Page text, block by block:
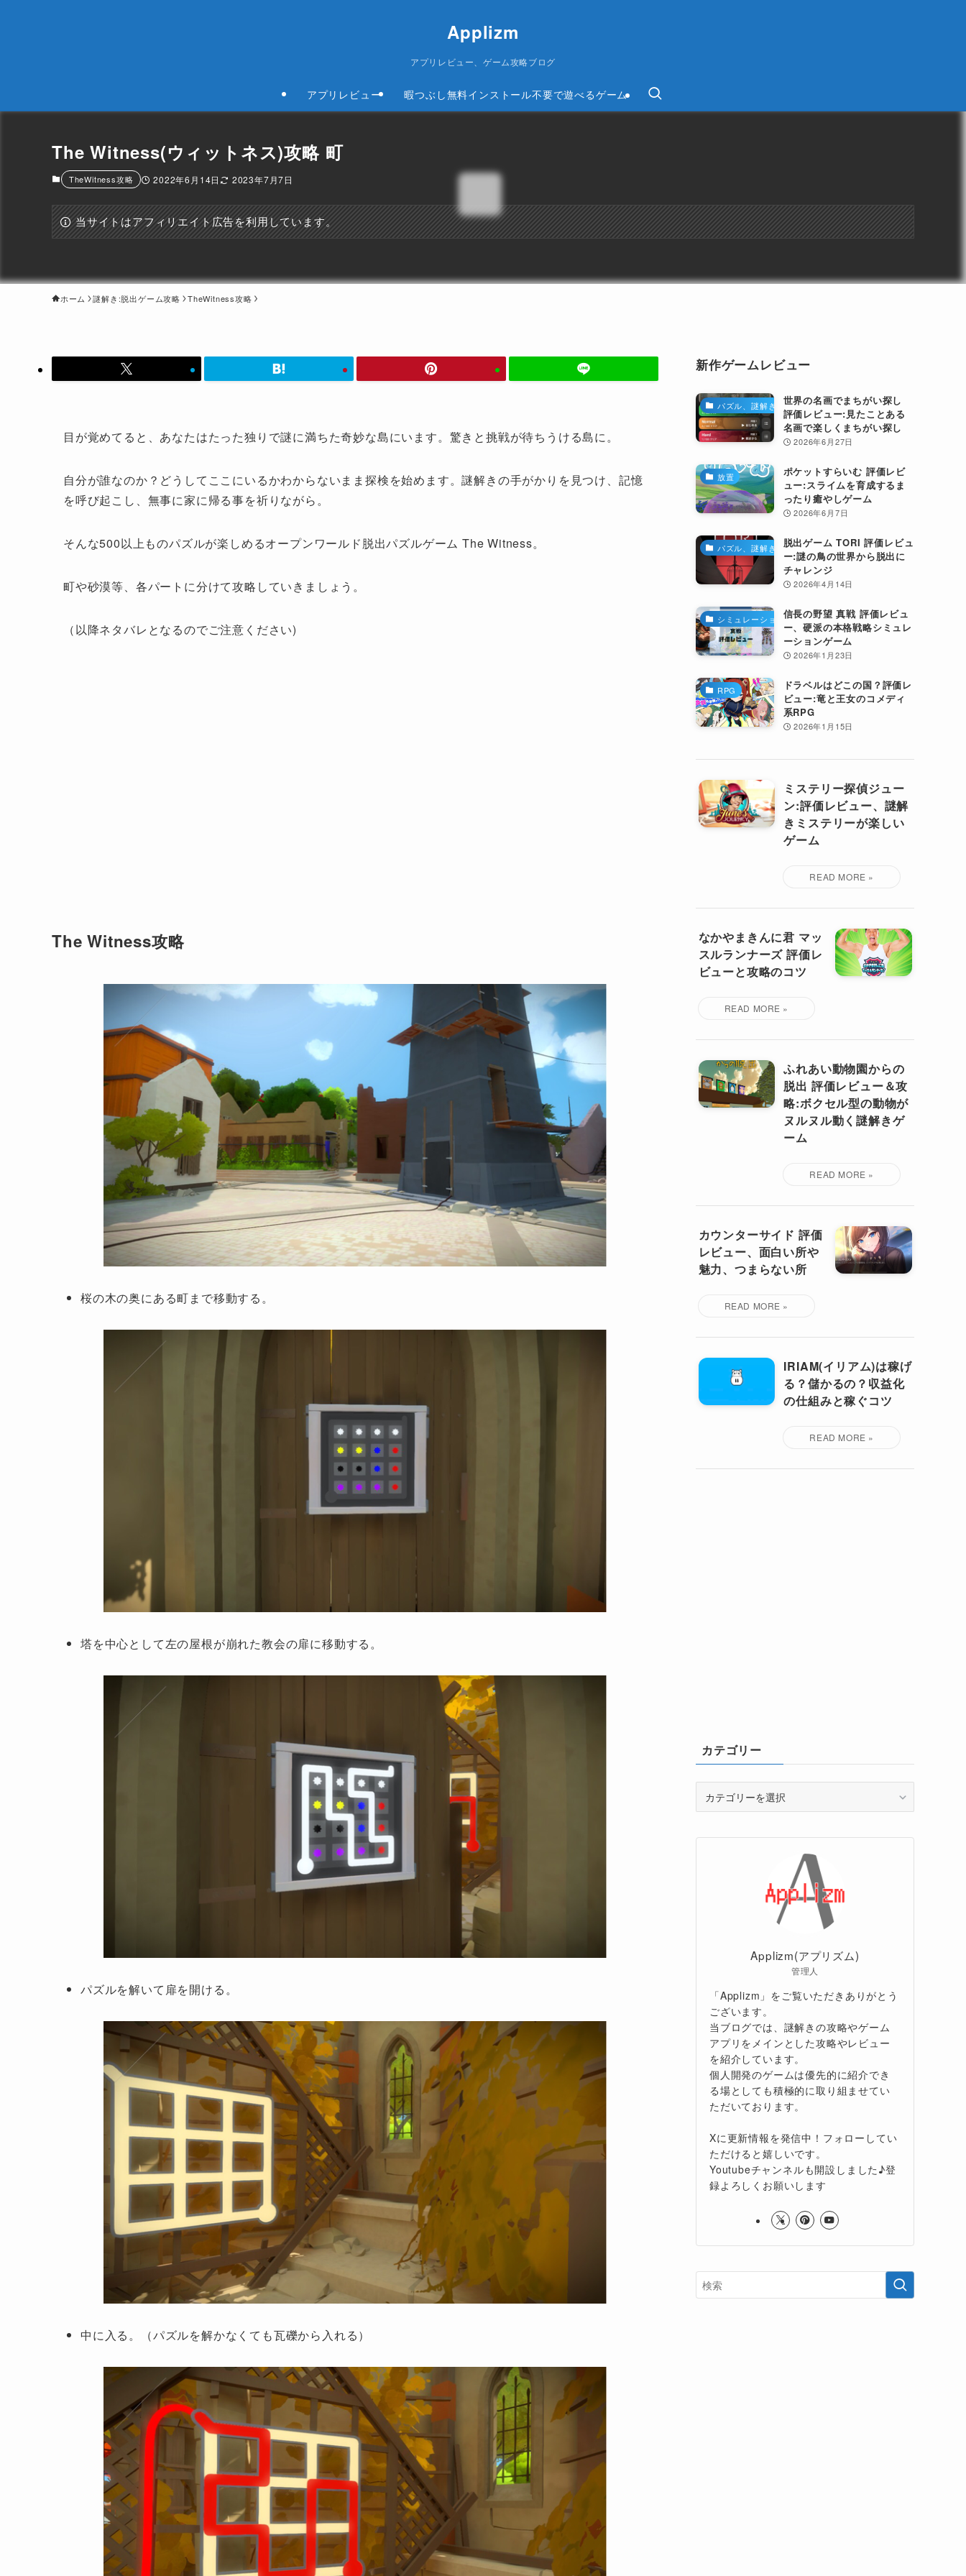
Applizm
アプリレビュー、ゲーム攻略ブログ
アプリレビュー 暇つぶし無料インストール不要で遊べるゲーム
The Witness(ウィットネス)攻略 町
TheWitness攻略 2022年6月14日 2023年7月7日
当サイトはアフィリエイト広告を利用しています。
ホーム 謎解き:脱出ゲーム攻略 TheWitness攻略
目が覚めてると、あなたはたった独りで謎に満ちた奇妙な島にいます。驚きと挑戦が待ちうける島に。
自分が誰なのか？どうしてここにいるかわからないまま探検を始めます。謎解きの手がかりを見つけ、記憶
を呼び起こし、無事に家に帰る事を祈りながら。
そんな500以上ものパズルが楽しめるオープンワールド脱出パズルゲーム The Witness。
町や砂漠等、各パートに分けて攻略していきましょう。
（以降ネタバレとなるのでご注意ください)
The Witness攻略
桜の木の奥にある町まで移動する。
塔を中心として左の屋根が崩れた教会の扉に移動する。
パズルを解いて扉を開ける。
中に入る。（パズルを解かなくても瓦礫から入れる）
新作ゲームレビュー
パズル、謎解き
世界の名画でまちがい探し
評価レビュー:見たことある
名画で楽しくまちがい探し
2026年6月27日
放置
ポケットすらいむ 評価レビ
ュー:スライムを育成するま
ったり癒やしゲーム
2026年6月7日
パズル、謎解き
脱出ゲーム TORI 評価レビュ
ー:謎の鳥の世界から脱出に
チャレンジ
2026年4月14日
シミュレーション信長の野望 真戦 評価レビュ
ー、硬派の本格戦略シミュレ
ーションゲーム
2026年1月23日
RPG
ドラベルはどこの国？評価レ
ビュー:竜と王女のコメディ
系RPG
2026年1月15日
ミステリー探偵ジュー
ン:評価レビュー、謎解
きミステリーが楽しい
ゲーム
なかやまきんに君 マッ
スルランナーズ 評価レ
ビューと攻略のコツ
ふれあい動物園からの
脱出 評価レビュー＆攻
略:ボクセル型の動物が
ヌルヌル動く謎解きゲ
ーム
カウンターサイド 評価
レビュー、面白い所や
魅力、つまらない所
IRIAM(イリアム)は稼げ
る？儲かるの？収益化
の仕組みと稼ぐコツ
カテゴリー
リ
Applizm(アプリズム)
管理人
「Applizm」をご覧いただきありがとう
ございます。
当ブログでは、謎解きの攻略やゲーム
アプリをメインとした攻略やレビュー
を紹介しています。
個人開発のゲームは優先的に紹介でき
る場としても積極的に取り組ませてい
ただいております。
Xに更新情報を発信中！フォローしてい
ただけると嬉しいです。
Youtubeチャンネルも開設しました♪登
録よろしくお願いします